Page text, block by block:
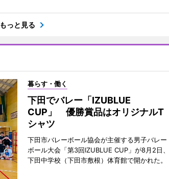
もっと見る
暮らす・働く
下田でバレー「IZUBLUE
CUP」 優勝賞品はオリジナルT
シャツ
下田市バレーボール協会が主催する男子バレー
ボール大会「第3回IZUBLUE CUP」が8月2日、
下田中学校（下田市敷根）体育館で開かれた。